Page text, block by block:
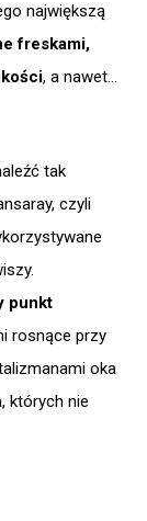
największą
freskami,
, a nawet…
tak
czyli
punkt
rosnące przy
oka
których nie